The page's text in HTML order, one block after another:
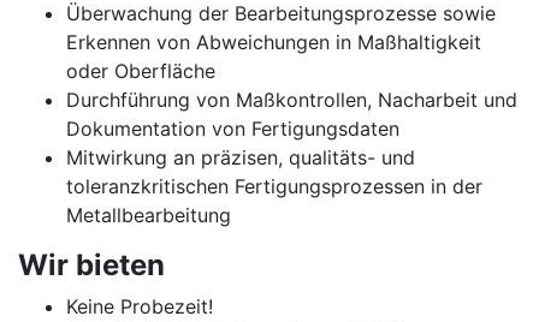
Überwachung der Bearbeitungsprozesse sowie
Erkennen von Abweichungen in Maßhaltigkeit
oder Oberfläche
Durchführung von Maßkontrollen, Nacharbeit und
Dokumentation von Fertigungsdaten
Mitwirkung an präzisen, qualitäts- und
toleranzkritischen Fertigungsprozessen in der
Metallbearbeitung
Wir bieten
Keine Probezeit!